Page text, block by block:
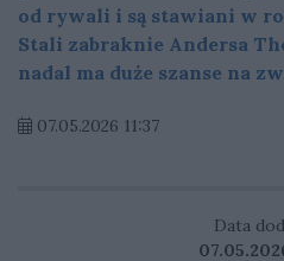
od rywali i są stawiani w
Stali zabraknie Andersa
nadal ma duże szanse na
07.05.2026 11:37
Data